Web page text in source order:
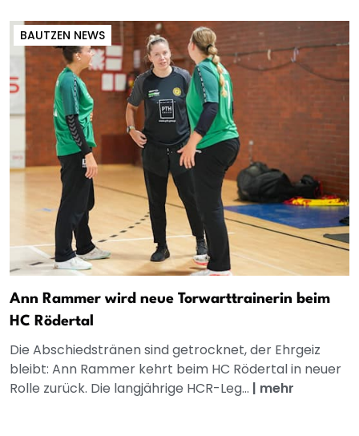
BAUTZEN NEWS
Ann Rammer wird neue Torwarttrainerin beim
HC Rödertal
Die Abschiedstränen sind getrocknet, der Ehrgeiz
bleibt: Ann Rammer kehrt beim HC Rödertal in neuer
Rolle zurück. Die langjährige HCR-Leg... | mehr